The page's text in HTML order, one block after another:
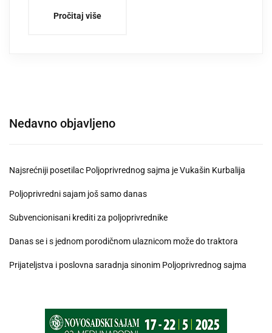
Pročitaj više
Nedavno objavljeno
Najsrećniji posetilac Poljoprivrednog sajma je Vukašin Kurbalija
Poljoprivredni sajam još samo danas
Subvencionisani krediti za poljoprivrednike
Danas se i s jednom porodičnom ulaznicom može do traktora
Prijateljstva i poslovna saradnja sinonim Poljoprivrednog sajma